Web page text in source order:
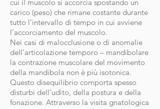
cui il muscolo si accorcia spostando un
carico (peso) che rimane costante durante
tutto l’intervallo di tempo in cui avviene
l’accorciamento del muscolo.
Nei casi di malocclusione o di anomalie
dell’articolazione temporo – mandibolare
la contrazione muscolare del movimento
della mandibola non è più isotonica.
Questo disequilibrio comporta spesso
disturbi dell’udito, della postura e della
fonazione. Attraverso la visita gnatologica